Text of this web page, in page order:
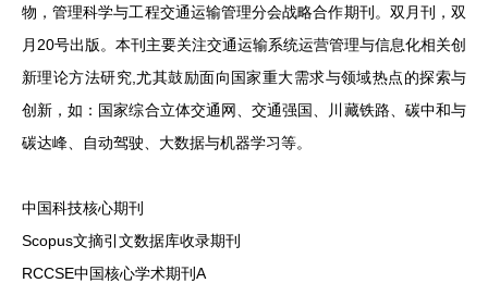
物，管理科学与工程交通运输管理分会战略合作期刊。 双月刊
，双
月20号出版。本刊主要关注交通运输系统运营管理与信息化相关创
新理论方法研究,尤其鼓励面向国家重大需求与领域热点的探索与
创新，如：国家综合立体交通网、交通强国、川藏铁路、碳中和与
碳达峰、自动驾驶、大数据与机器学习等。
中国科技核心期刊
Scopus文摘引文数据库收录期刊
RCCSE中国核心学术期刊A